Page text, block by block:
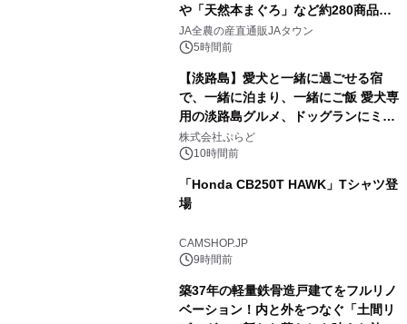
や「天然本まぐろ」など約280商品を
販売！～毎月１０日の定例企画～
JA全農の産直通販JAタウン
5時間前
【淡路島】愛犬と一緒に過ごせる宿
で、一緒に泊まり、一緒にご飯 愛犬専
用の淡路島グルメ、ドッグランにミニ
プール グランピングとトレーラーハウ
スの2施設で
株式会社ぷらど
10時間前
「Honda CB250T HAWK」Tシャツ登
場
CAMSHOP.JP
9時間前
築37年の軽量鉄骨造戸建てをフルリノ
ベーション！内と外をつなぐ「土間リ